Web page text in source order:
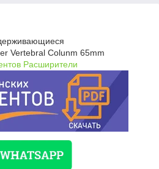
Vertebral Colunm 65mm
Расширители